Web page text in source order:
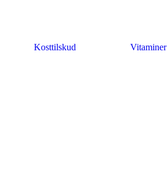
Kosttilskud Vitaminer